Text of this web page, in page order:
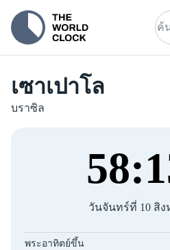
เซาเปาโล
บราซิล
58:
วันจันทร์ที่ 10 สิง
พระอาทิตย์ขึ้น